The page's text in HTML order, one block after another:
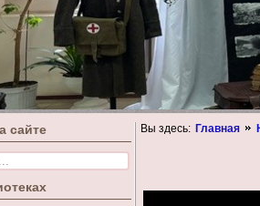
сайте Вы здесь: Главная